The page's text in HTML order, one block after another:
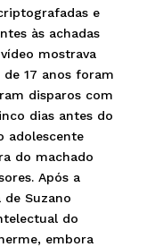
e
às achadas
mostrava
17 anos foram
disparos com
dias antes do
adolescente
do machado
Após a
de Suzano
do
embora